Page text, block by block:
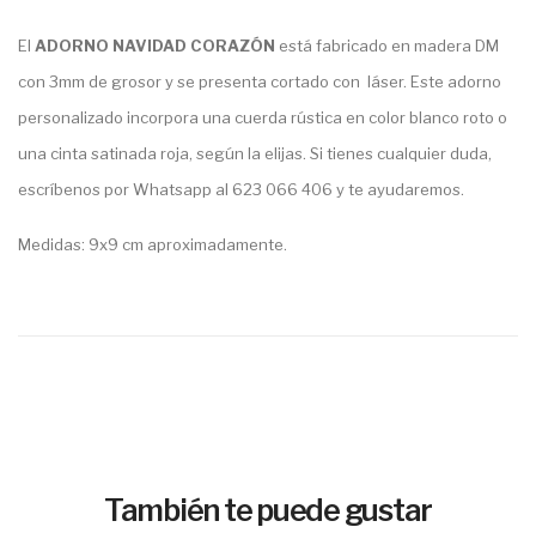
El ADORNO NAVIDAD CORAZÓN está fabricado en madera DM
con 3mm de grosor y se presenta cortado con láser. Este adorno
personalizado incorpora una cuerda rústica en color blanco roto o
una cinta satinada roja, según la elijas. Si tienes cualquier duda,
escríbenos por Whatsapp al 623 066 406 y te ayudaremos.
Medidas: 9x9 cm aproximadamente.
También te puede gustar